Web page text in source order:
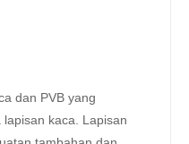
dan PVB yang
kaca. Lapisan